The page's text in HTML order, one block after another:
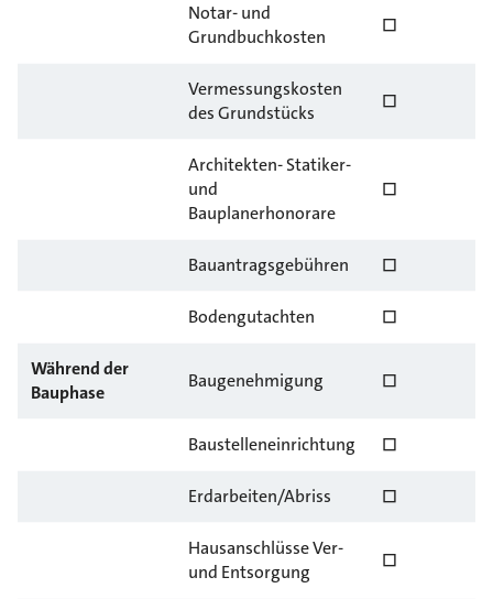
Notar- und
Grundbuchkosten
☐
Vermessungskosten
des Grundstücks
☐
Architekten- Statiker-
und
Bauplanerhonorare
☐
Bauantragsgebühren ☐
Bodengutachten ☐
Während der
Bauphase
Baugenehmigung ☐
Baustelleneinrichtung ☐
Erdarbeiten/Abriss ☐
Hausanschlüsse Ver-
und Entsorgung
☐